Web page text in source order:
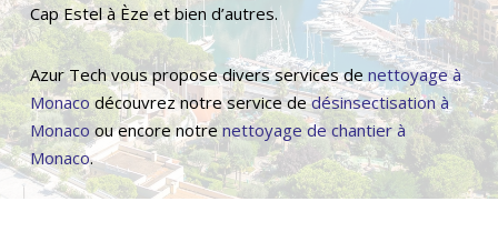
Cap Estel à Èze et bien d’autres.
Azur Tech vous propose divers services de nettoyage à
Monaco découvrez notre service dedésinsectisation à
Monaco ou encore notrenettoyage de chantier à
Monaco​.